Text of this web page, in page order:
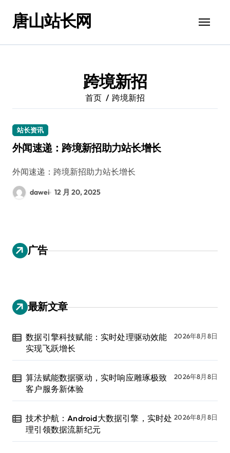
唐山站长网
跨境新招
首页 跨境新招
站长资讯
外闻速递：跨境新招助力站长增长
外闻速递：跨境新招助力站长增长
dawei 12 月 20, 2025
广告
最新文章
数据引擎科技赋能：实时处理驱动效能
实现飞跃增长
2026年8月8日
算法赋能数据驱动，实时响应雕琢极致
客户服务新体验
2026年8月8日
技术护航：Android大数据引擎，实时处
理引领数据流新纪元
2026年8月8日